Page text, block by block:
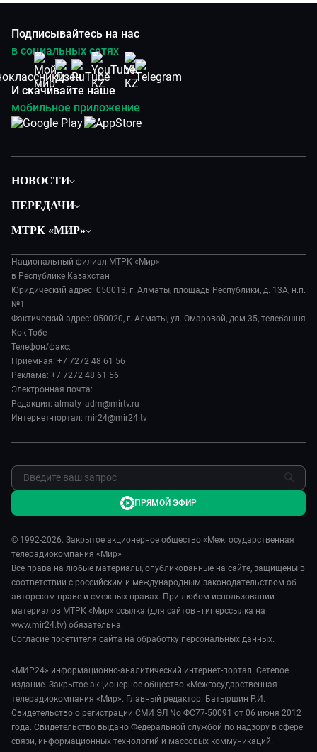
Подписывайтесь на нас
в социальных сетях
И скачивайте наше
мобильное приложение
НОВОСТИ
Экономика
Происшествия
Наука и технологии
Здоровье и медицина
Спорт
Авто
Культура
ПЕРЕДАЧИ
Вместе выгодно
Евразия. Культурно
Евразия. Регионы
Наши иностранцы
Пять причин поехать в...
Сделано в Содружестве
МТРК «МИР»
История
Руководство
Лица мира
Пресса о нас
Карьера
Реклама
Обратная связь
Национальный филиал МТРК «Мир»
в Республике Казахстан
Юридический адрес: 050013, г. Алматы, площадь Республики, д. 13А, н.п.
№1
Фактический адрес: 050020, г. Алматы, ул. Омаровой, дом 35, телебашня
Кок-Тобе
Телефон/факс:
Приемная: +7 7272 48 61 56
Реклама: +7 7272 48 61 56
Электронная почта:
Редакция: almaty_adm@mirtv.ru
Интернет-портал: mir24@mir24.tv
© 1992-2026. Закрытое акционерное общество «Межгосударственная
телерадиокомпания «Мир»
Все права на любые материалы, опубликованные на сайте, защищены в
соответствии с российским и международным законодательством об
авторском праве и смежных правах. При любом использовании
материалов МТРК «Мир» ссылка (для сайтов - гиперссылка на
www.mir24.tv) обязательна.
Согласие посетителя сайта на обработку персональных данных.
«МИР24» информационно-аналитический интернет-портал. Сетевое
издание. Закрытое акционерное общество «Межгосударственная
телерадиокомпания «Мир». Главный редактор: Батыршин Р.И.
Свидетельство о регистрации СМИ ЭЛ No ФС77-50091 от 06 июня 2012
года. Свидетельство выдано Федеральной службой по надзору в сфере
связи, информационных технологий и массовых коммуникаций.
ПРЯМОЙ ЭФИР